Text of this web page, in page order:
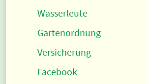
Wasserleute
Gartenordnung
Versicherung
Facebook